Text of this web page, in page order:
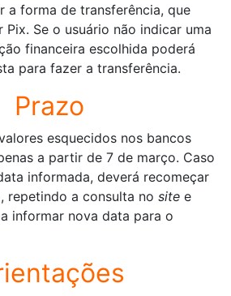
a forma de transferência, que
Se o usuário não indicar uma
financeira escolhida poderá
para fazer a transferência.
Prazo
esquecidos nos bancos
a partir de 7 de março. Caso
informada, deverá recomeçar
repetindo a consulta no site e
informar nova data para o